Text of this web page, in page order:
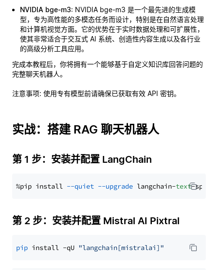
NVIDIA bge-m3: NVIDIA bge-m3 是一个最先进的生成模
型，专为高性能的多模态任务而设计，特别是在自然语言处理
和计算机视觉方面。它的优势在于实时数据处理和可扩展性，
使其非常适合于交互式 AI 系统、创造性内容生成以及各行业
的高级分析工具应用。
完成本教程后，你将拥有一个能够基于自定义知识库回答问题的
完整聊天机器人。
注意事项: 使用专有模型前请确保已获取有效 API 密钥。
实战：搭建 RAG 聊天机器人
第 1 步：安装并配置 LangChain
%pip install --quiet --upgrade langchain-text
第 2 步：安装并配置 Mistral AI Pixtral
pip install -qU "langchain[mistralai]"